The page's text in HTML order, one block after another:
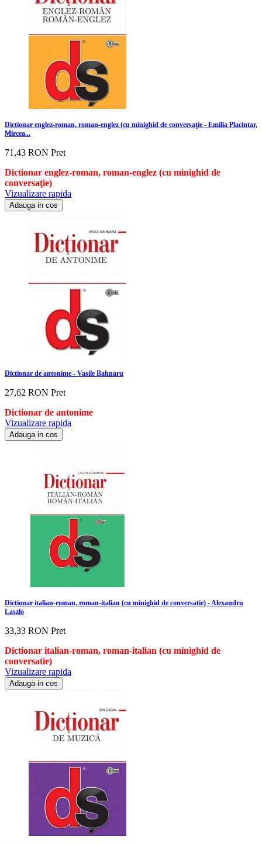
Dictionar englez-roman, roman-englez (cu minighid de conversaţie - Emilia Placintar,
Mircea...
71,43 RON Pret
Dictionar englez-roman, roman-englez (cu minighid de
conversaţie)
Vizualizare rapida
Adauga in cos
Dictionar de antonime - Vasile Bahnaru
27,62 RON Pret
Dictionar de antonime
Vizualizare rapida
Adauga in cos
Dictionar italian-roman, roman-italian (cu minighid de conversatie) - Alexandru
Laszlo
33,33 RON Pret
Dictionar italian-roman, roman-italian (cu minighid de
conversatie)
Vizualizare rapida
Adauga in cos